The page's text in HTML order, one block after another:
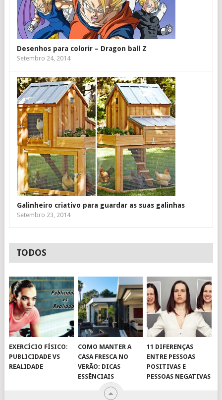
Desenhos para colorir – Dragon ball Z
Setembro 24, 2014
Galinheiro criativo para guardar as suas galinhas
Setembro 23, 2014
TODOS
EXERCÍCIO FÍSICO:
PUBLICIDADE VS
REALIDADE
COMO MANTER A
CASA FRESCA NO
VERÃO: DICAS
ESSÊNCIAIS
11 DIFERENÇAS
ENTRE PESSOAS
POSITIVAS E
PESSOAS NEGATIVAS